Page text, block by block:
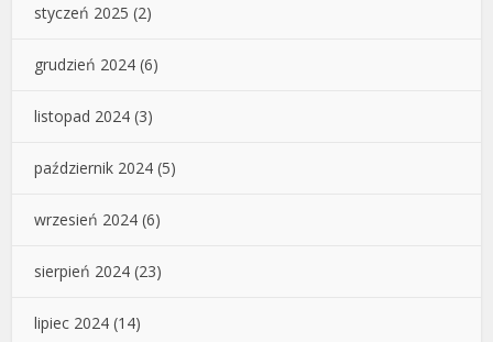
styczeń 2025 (2)
grudzień 2024 (6)
listopad 2024 (3)
październik 2024 (5)
wrzesień 2024 (6)
sierpień 2024 (23)
lipiec 2024 (14)